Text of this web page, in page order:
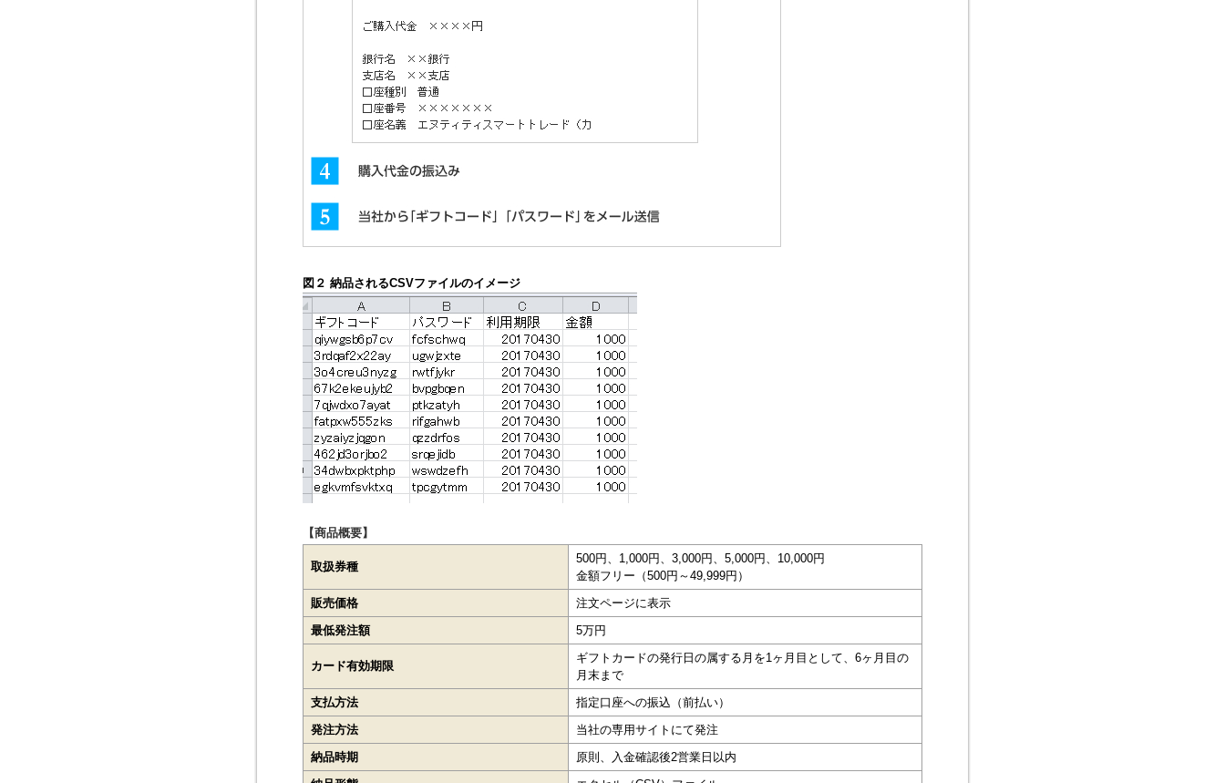
図２ 納品されるCSVファイルのイメージ
【商品概要】
取扱券種
500円、1,000円、3,000円、5,000円、10,000円
金額フリー（500円～49,999円）
販売価格
注文ページに表示
最低発注額
5万円
カード有効期限
ギフトカードの発行日の属する月を1ヶ月目として、6ヶ月目の
月末まで
支払方法
指定口座への振込（前払い）
発注方法
当社の専用サイトにて発注
納品時期
原則、入金確認後2営業日以内